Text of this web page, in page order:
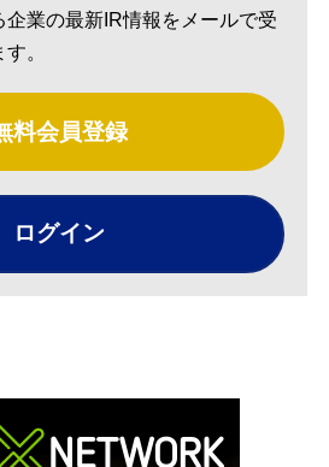
業の最新IR情報をメールで受
。
料会員登録
ログイン